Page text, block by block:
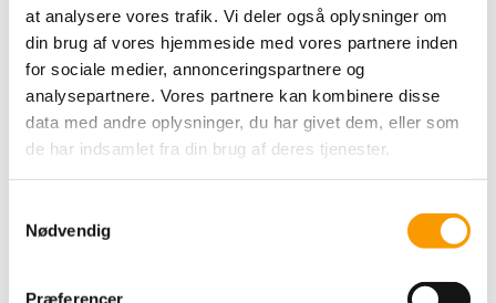
at analysere vores trafik. Vi deler også oplysninger om
din brug af vores hjemmeside med vores partnere inden
for sociale medier, annonceringspartnere og
analysepartnere. Vores partnere kan kombinere disse
data med andre oplysninger, du har givet dem, eller som
de har indsamlet fra din brug af deres tjenester.
Nødvendig
Præferencer
VIS PRODUKT